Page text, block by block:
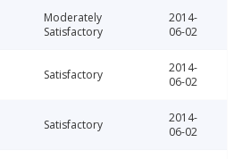
Moderately
Satisfactory
2014-
06-02
Satisfactory
2014-
06-02
Satisfactory
2014-
06-02